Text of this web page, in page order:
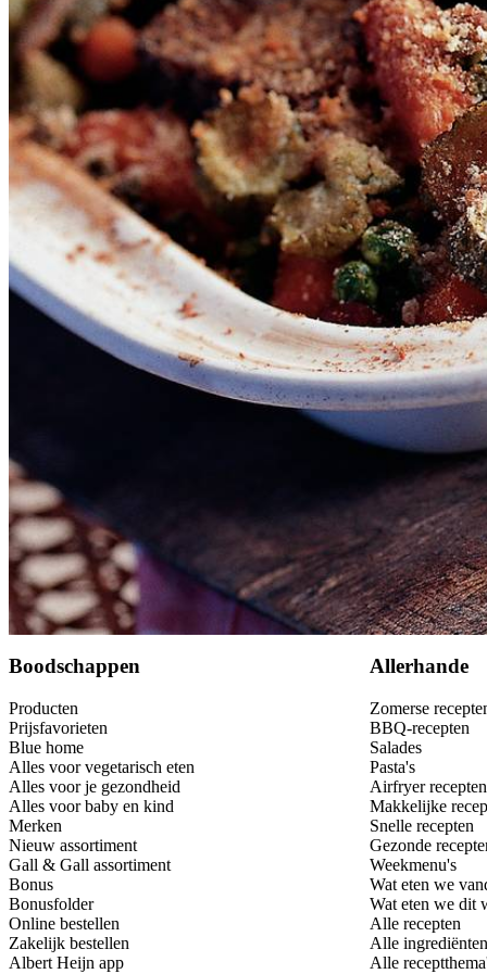
2laurierblaadjes
bospeentjes
8bosuitjes
225 tuinerwten
1 eetlepel dijonmosterd
Dit heb je nodig
Boodschappen
Producten
Prijsfavorieten
Blue home
Alles voor vegetarisch eten
Alles voor je gezondheid
Alles voor baby en kind
Merken
Nieuw assortiment
Gall & Gall assortiment
Bonus
Bonusfolder
Online bestellen
Zakelijk bestellen
Albert Heijn app
Allerhande
Zomerse
BBQ-recepten
Salades
Pasta's
Airfryer recepten
Makkelijke
Snelle recepten
Gezonde
Weekmenu's
Wat eten we
Wat eten we dit
Alle recepten
Alle ingrediënten
Alle